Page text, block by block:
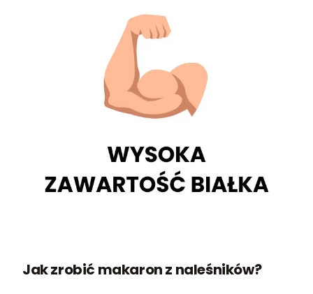
Jak zrobić makaron z naleśników?